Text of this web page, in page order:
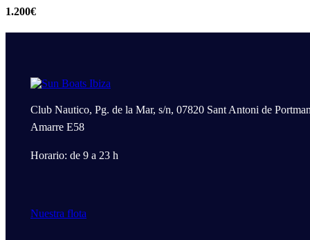
1.200€
Club Nautico, Pg. de la Mar, s/n, 07820 Sant Antoni de
Amarre E58
Horario: de 9 a 23 h
Nuestra flota